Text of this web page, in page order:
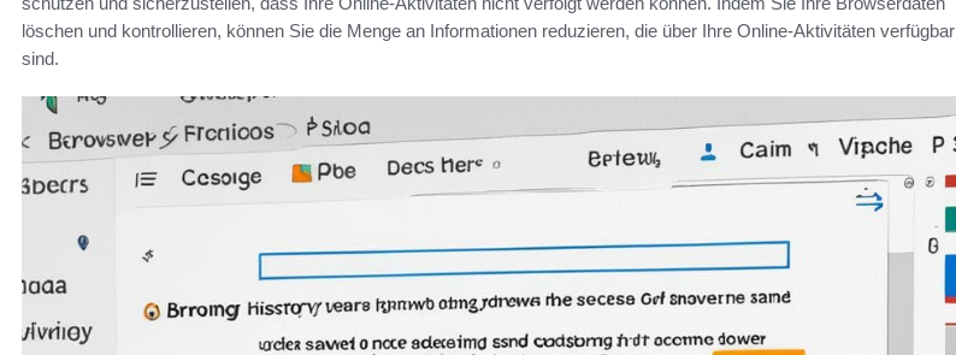
löschen und kontrollieren, können Sie die Menge an Informationen reduzieren, die über Ihre Online-Aktivitäten verfügbar
sind.